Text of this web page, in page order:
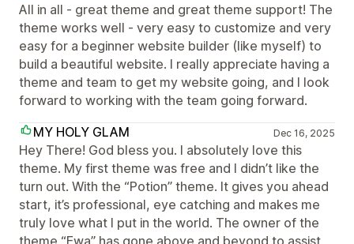
All in all - great theme and great theme support! The
theme works well - very easy to customize and very
easy for a beginner website builder (like myself) to
build a beautiful website. I really appreciate having a
theme and team to get my website going, and I look
forward to working with the team going forward.
MY HOLY GLAM
Dec 16, 2025
Hey There! God bless you. I absolutely love this
theme. My first theme was free and I didn’t like the
turn out. With the “Potion” theme. It gives you ahead
start, it’s professional, eye catching and makes me
truly love what I put in the world. The owner of the
theme “Ewa” has gone above and beyond to assist